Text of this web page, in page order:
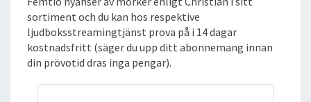
O
K
sortiment och du kan hos respektive
ljudboksstreamingtjänst prova på i 14 dagar
kostnadsfritt (säger du upp ditt abonnemang innan
din prövotid dras inga pengar).